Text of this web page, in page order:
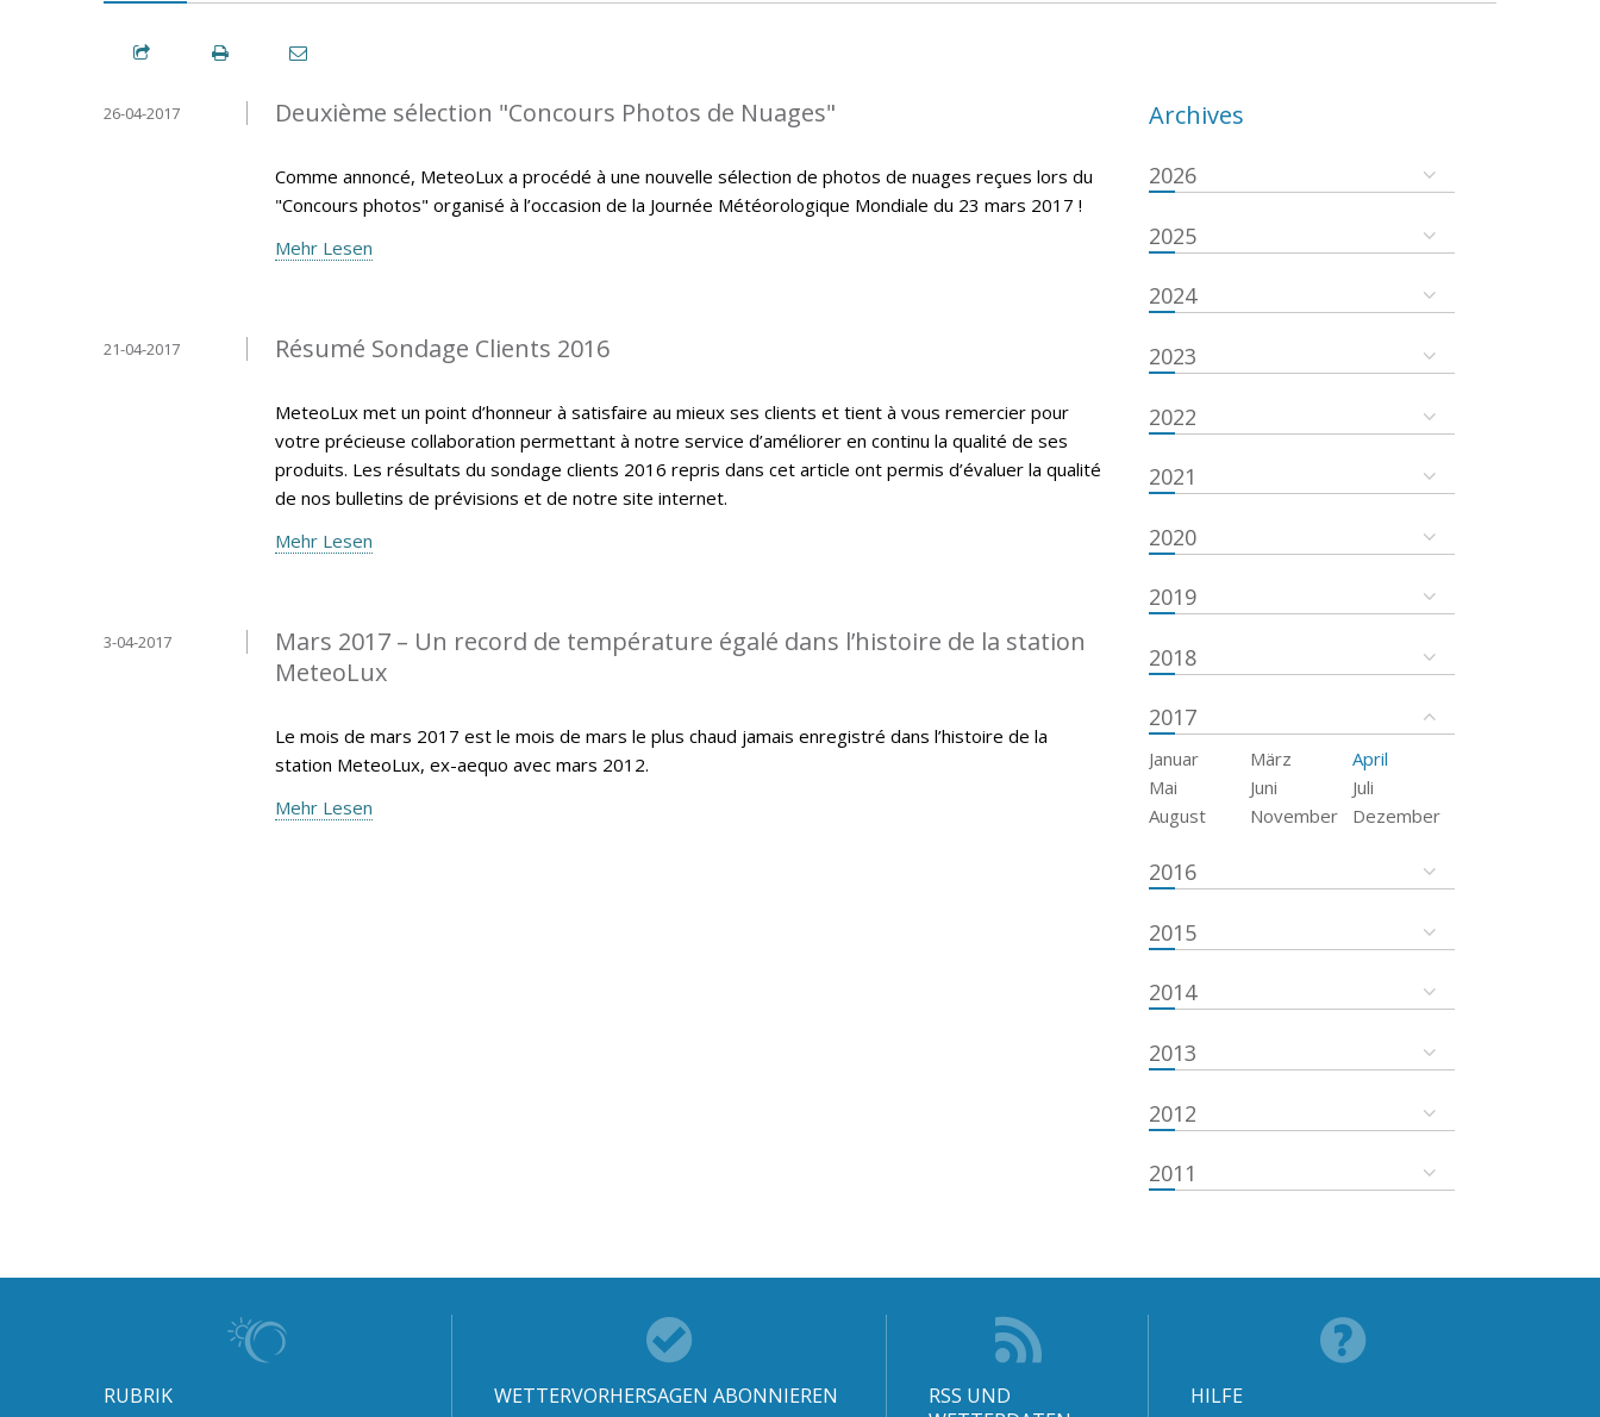
Deuxième sélection "Concours Photos de Nuages"
26-04-2017
Comme annoncé, MeteoLux a procédé à une nouvelle sélection de photos de nuages reçues lors du
"Concours photos" organisé à l’occasion de la Journée Météorologique Mondiale du 23 mars 2017 !
Mehr Lesen
Résumé Sondage Clients 2016
21-04-2017
MeteoLux met un point d’honneur à satisfaire au mieux ses clients et tient à vous remercier pour
votre précieuse collaboration permettant à notre service d’améliorer en continu la qualité de ses
produits. Les résultats du sondage clients 2016 repris dans cet article ont permis d’évaluer la qualité
de nos bulletins de prévisions et de notre site internet.
Mehr Lesen
Mars 2017 – Un record de température égalé dans l’histoire de la station
MeteoLux
3-04-2017
Le mois de mars 2017 est le mois de mars le plus chaud jamais enregistré dans l’histoire de la
station MeteoLux, ex-aequo avec mars 2012.
Mehr Lesen
Archives
2026
2025
2024
2023
2022
2021
2020
2019
2018
2017
Januar März
April
Mai
Juni
Juli
August
November Dezember
2016
2015
2014
2013
2012
2011
RUBRIK WETTERVORHERSAGEN ABONNIEREN
RSS UND
HILFE